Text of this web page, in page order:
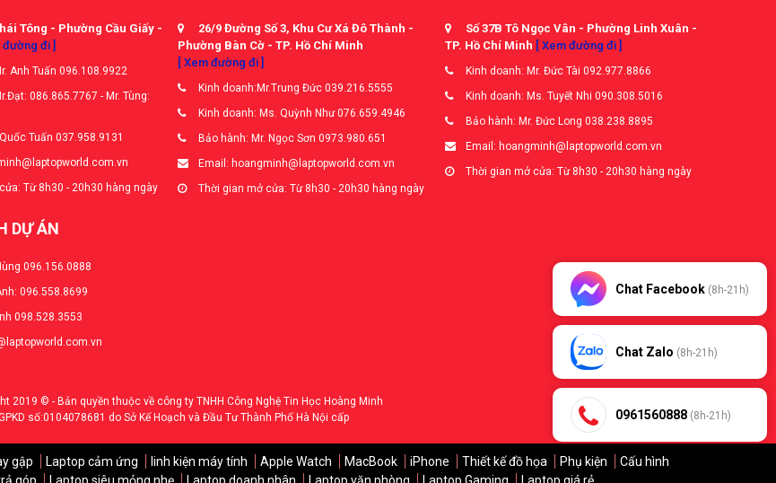
Tông - Phường Cầu Giấy -
đường đi ]
Anh Tuấn 096.108.9922
086.865.7767 - Mr. Tùng:
Tuấn 037.958.9131
Từ 8h30 - 20h30 hàng ngày
26/9 Đường Số 3, Khu Cư Xá Đô Thành -
Phường Bàn Cờ - TP. Hồ Chí Minh
[ Xem đường đi ]
Kinh doanh:Mr.Trung Đức 039.216.5555
Kinh doanh: Ms. Quỳnh Như 076.659.4946
Bảo hành: Mr. Ngọc Sơn 0973.980.651
Email: hoangminh@laptopworld.com.vn
Thời gian mở cửa: Từ 8h30 - 20h30 hàng ngày
Số 37B Tô Ngọc Vân - Phường Linh Xuân -
TP. Hồ Chí Minh [ Xem đường đi ]
Kinh doanh: Mr. Đức Tài 092.977.8866
Kinh doanh: Ms. Tuyết Nhi 090.308.5016
Bảo hành: Mr. Đức Long 038.238.8895
Email: hoangminh@laptopworld.com.vn
Thời gian mở cửa: Từ 8h30 - 20h30 hàng ngày
DỰ ÁN
096.156.0888
096.558.8699
098.528.3553
2019 © - Bản quyền thuộc về công ty TNHH Công Nghệ Tin Học Hoàng Minh
số:0104078681 do Sở Kế Hoạch và Đầu Tư Thành Phố Hà Nội cấp
gập Laptop cảm ứng linh kiện máy tính Apple Watch MacBook iPhone Thiết kế đồ họa Phụ kiện
Cấu hình
Chat Facebook (8h-21h)
Chat Zalo (8h-21h)
0961560888 (8h-21h)